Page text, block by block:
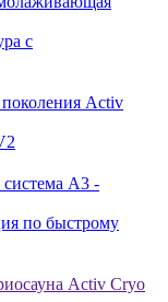
c
по быстрому